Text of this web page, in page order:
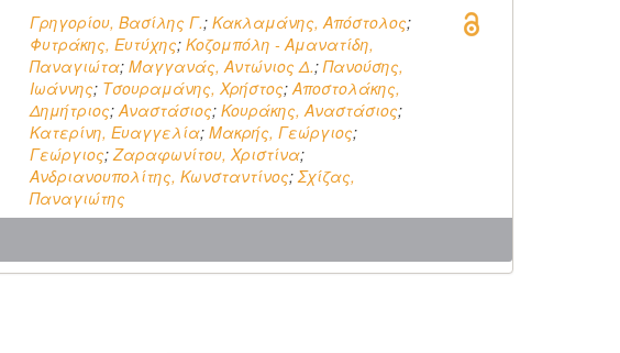
Γρηγορίου, Βασίλης Γ.; Κακλαμάνης, Απόστολος;
Φυτράκης, Ευτύχης; Κοζομπόλη - Αμανατίδη,
Παναγιώτα; Μαγγανάς, Αντώνιος Δ.;Πανούσης,
Ιωάννης; Τσουραμάνης, Χρήστος;Αποστολάκης,
Δημήτριος;Αναστάσιος; Κουράκης, Αναστάσιος;
Κατερίνη, Ευαγγελία; Μακρής, Γεώργιος;
Γεώργιος;Ζαραφωνίτου, Χριστίνα;
Ανδριανουπολίτης, Κωνσταντίνος;Σχίζας,
Παναγιώτης